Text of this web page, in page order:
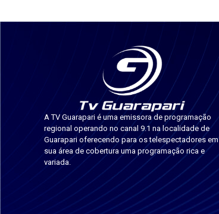
A TV Guarapari é uma emissora de programação
regional operando no canal 9.1 na localidade de
Guarapari oferecendo para os telespectadores em
sua área de cobertura uma programação rica e
variada.